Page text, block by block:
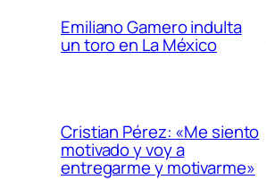
Emiliano Gamero indulta
un toro en La México
Cristian Pérez: «Me siento
motivado y voy a
entregarme y motivarme»